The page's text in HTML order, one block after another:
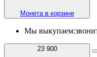
Монета в корзине
Мы выкупаем:
23 900